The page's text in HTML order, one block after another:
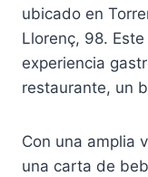
ubicado en
Llorenç, 98.
experiencia
restaurante, un
Con una amplia
una carta de